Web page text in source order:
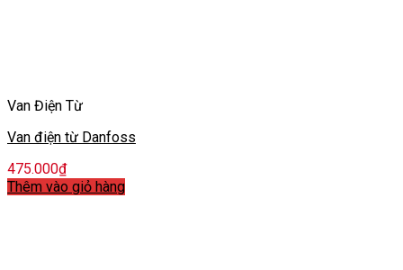
Van Điện Từ
Van điện từ Danfoss
475.000₫
Thêm vào giỏ hàng